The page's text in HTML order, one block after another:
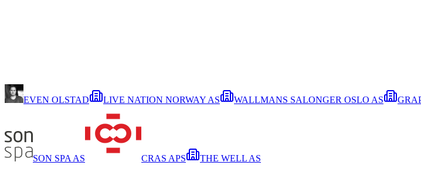
EVEN OLSTAD LIVE NATION NORWAY AS WALLMANS SALONGER OSLO AS
SON SPA AS CRAS APS
THE WELL AS